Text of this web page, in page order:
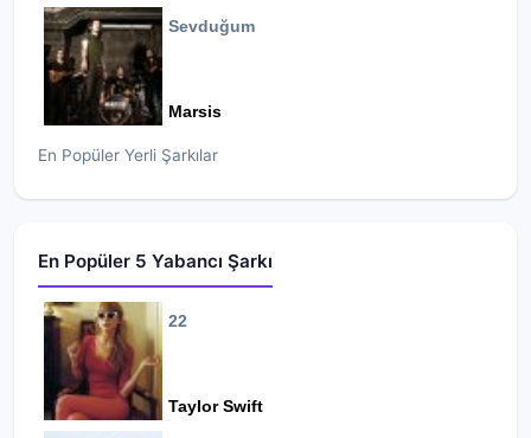
Sevduğum
Marsis
En Popüler Yerli Şarkılar
En Popüler 5 Yabancı Şarkı
22
Taylor Swift